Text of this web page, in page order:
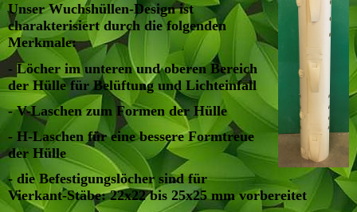
Unser Wuchshüllen-Design ist
charakterisiert durch die folgenden
Merkmale:
- Löcher im unteren und oberen Bereich
der Hülle für Belüftung und Lichteinfall
-V-Laschen zum Formen der Hülle
- H-Laschen für eine bessere Formtreue
der Hülle
- die Befestigungslöcher sind für
Vierkant-Stäbe: 22x22 bis 25x25 mm vorbereitet